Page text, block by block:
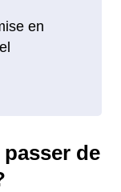
en
de